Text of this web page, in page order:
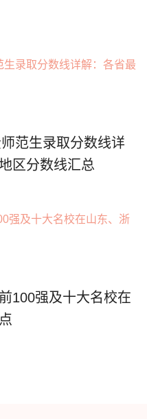
范生录取分数线详
区分数线汇总
100强及十大名校在